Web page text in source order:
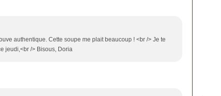
authentique. Cette soupe me plait beaucoup ! <br /> Je te
jeudi,<br /> Bisous, Doria